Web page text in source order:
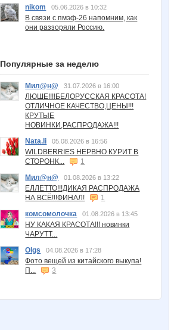
nikom
05.06.2026 в 10:32
В связи с пмэф-26 напомним, как
они раззоряли Россию.
Популярные за неделю
Мил@н@ 31.07.2026 в 16:00
ЛЮШЕ!!!!БЕЛОРУССКАЯ КРАСОТА!
ОТЛИЧНОЕ КАЧЕСТВО,ЦЕНЫ!!!
КРУТЫЕ
НОВИНКИ,РАСПРОДАЖА!!!
Nata.li
05.08.2026 в 16:56
WILDBERRIES НЕРВНО КУРИТ В
СТОРОНК...
1
Мил@н@
01.08.2026 в 13:22
ЕЛЛЕТТО!!!ДИКАЯ РАСПРОДАЖА
НА ВСЁ!!!ФИНАЛ!
1
комсомолочка
01.08.2026 в 13:45
НУ КАКАЯ КРАСОТА!!! новинки
ЧАРУТТ...
Olgs
04.08.2026 в 17:28
Фото вещей из китайского выкупа!
П...
3